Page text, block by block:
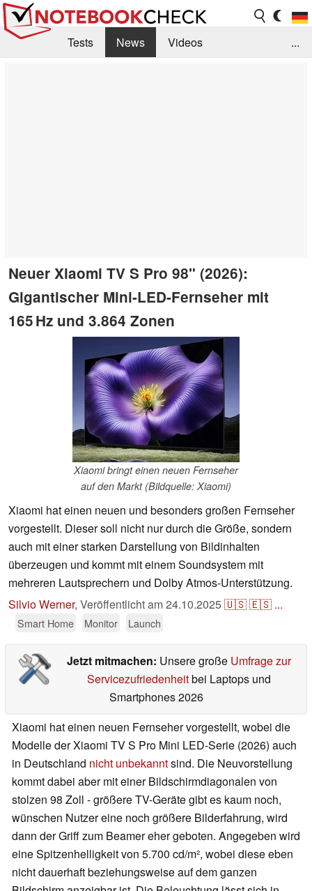
Tests News
Videos
...
Neuer Xiaomi TV S Pro 98" (2026):
Gigantischer Mini-LED-Fernseher mit
165 Hz und 3.864 Zonen
Xiaomi bringt einen neuen Fernseher
auf den Markt (Bildquelle: Xiaomi)
Xiaomi hat einen neuen und besonders großen Fernseher
vorgestellt. Dieser soll nicht nur durch die Größe, sondern
auch mit einer starken Darstellung von Bildinhalten
überzeugen und kommt mit einem Soundsystem mit
mehreren Lautsprechern und Dolby Atmos-Unterstützung.
Silvio Werner, Veröffentlicht am24.10.2025🇺🇸🇪🇸 ...
Smart Home Monitor Launch
Jetzt mitmachen: Unsere große Umfrage zur
Servicezufriedenheitbei Laptops und
Smartphones 2026
Xiaomi hat einen neuen Fernseher vorgestellt, wobei die
Modelle der Xiaomi TV S Pro Mini LED-Serie (2026) auch
in Deutschland nicht unbekanntsind. Die Neuvorstellung
kommt dabei aber mit einer Bildschirmdiagonalen von
stolzen 98 Zoll - größere TV-Geräte gibt es kaum noch,
wünschen Nutzer eine noch größere Bilderfahrung, wird
dann der Griff zum Beamer eher geboten. Angegeben wird
eine Spitzenhelligkeit von 5.700 cd/m², wobei diese eben
nicht dauerhaft beziehungsweise auf dem ganzen